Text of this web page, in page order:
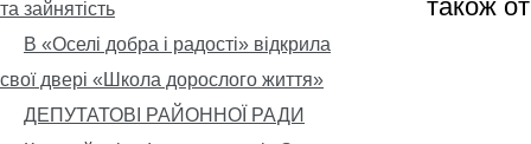
також
та зайнятість
В «Оселі добра і радості» відкрила
свої двері «Школа дорослого життя»
ДЕПУТАТОВІ РАЙОННОЇ РАДИ